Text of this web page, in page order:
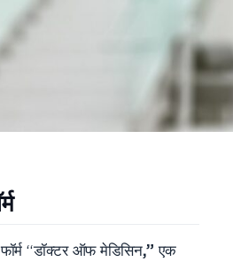
“डॉक्टर ऑफ मेडिसिन,” एक